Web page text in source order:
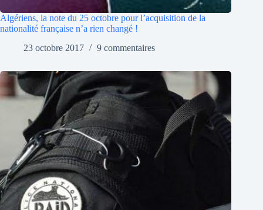
Algériens, la note du 25 octobre pour l’acquisition de la
nationalité française n’a rien changé !
23 octobre 2017
9 commentaires